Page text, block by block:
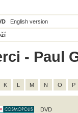
English version
- Paul
K L M N O P
DVD